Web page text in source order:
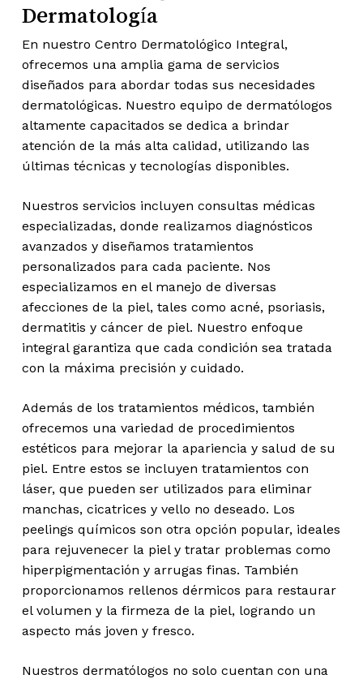
Dermatología
En nuestro Centro Dermatológico Integral,
ofrecemos una amplia gama de servicios
diseñados para abordar todas sus necesidades
dermatológicas. Nuestro equipo de dermatólogos
altamente capacitados se dedica a brindar
atención de la más alta calidad, utilizando las
últimas técnicas y tecnologías disponibles.
Nuestros servicios incluyen consultas médicas
especializadas, donde realizamos diagnósticos
avanzados y diseñamos tratamientos
personalizados para cada paciente. Nos
especializamos en el manejo de diversas
afecciones de la piel, tales como acné, psoriasis,
dermatitis y cáncer de piel. Nuestro enfoque
integral garantiza que cada condición sea tratada
con la máxima precisión y cuidado.
Además de los tratamientos médicos, también
ofrecemos una variedad de procedimientos
estéticos para mejorar la apariencia y salud de su
piel. Entre estos se incluyen tratamientos con
láser, que pueden ser utilizados para eliminar
manchas, cicatrices y vello no deseado. Los
peelings químicos son otra opción popular, ideales
para rejuvenecer la piel y tratar problemas como
hiperpigmentación y arrugas finas. También
proporcionamos rellenos dérmicos para restaurar
el volumen y la firmeza de la piel, logrando un
aspecto más joven y fresco.
Nuestros dermatólogos no solo cuentan con una